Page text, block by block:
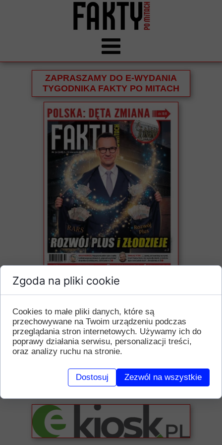
TANIEJ, SZYBCIEJ, BEZ
ZAPRASZAMY DO E-WYDANIA
TYGODNIKA FAKTY PO MITACH
Zgoda na pliki cookie
Cookies to małe pliki danych, które są
przechowywane na Twoim urządzeniu podczas
przeglądania stron internetowych. Używamy ich do
poprawy działania serwisu, personalizacji treści,
oraz analizy ruchu na stronie.
Dostosuj Zezwól na wszystkie